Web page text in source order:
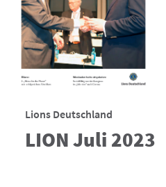
Lions Deutschland
LION Juli 2023